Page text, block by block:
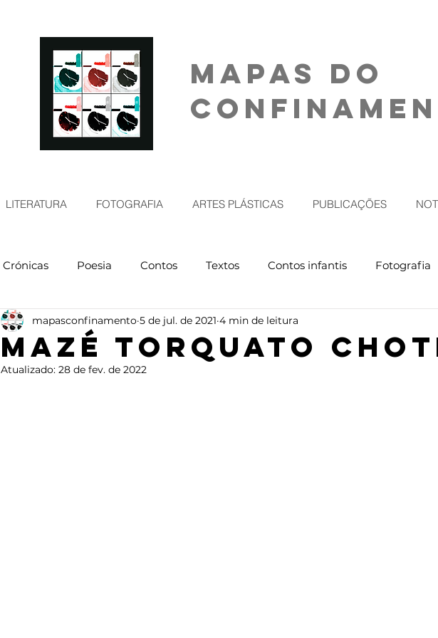
MAPAS DO
LITERATURA FOTOGRAFIA ARTES PLÁSTICAS PUBLICAÇÕES
Crónicas Poesia Contos Textos Contos infantis Fotografia
Artes Plásticas
Mazé Torquato
mapasconfinamento 5 de jul. de 2021 4 min de leitura
Atualizado: 28 de fev. de 2022